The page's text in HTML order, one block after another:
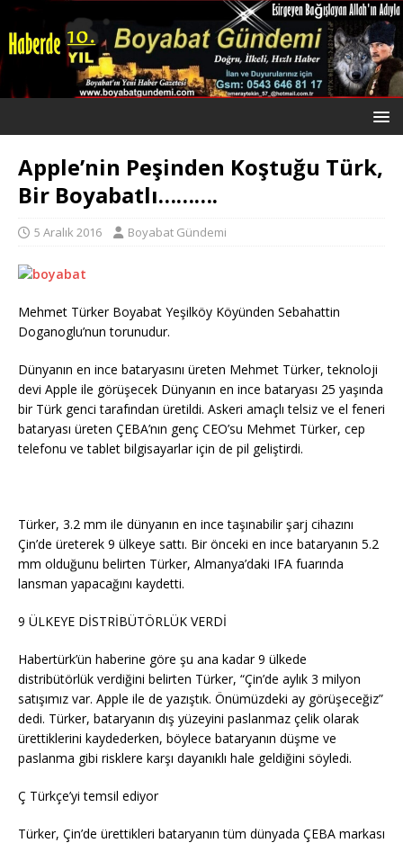
Apple’nin Peşinden Koştuğu Türk,
Bir Boyabatlı……….
5 Aralık 2016 Boyabat Gündemi
Mehmet Türker Boyabat Yeşilköy Köyünden Sebahattin
Doganoglu’nun torunudur.
Dünyanın en ince bataryasını üreten Mehmet Türker, teknoloji
devi Apple ile görüşecek Dünyanın en ince bataryası 25 yaşında
bir Türk genci tarafından üretildi. Askeri amaçlı telsiz ve el feneri
bataryası üreten ÇEBA’nın genç CEO’su Mehmet Türker, cep
telefonu ve tablet bilgisayarlar için de pil geliştirdi.
Türker, 3.2 mm ile dünyanın en ince taşınabilir şarj cihazını
Çin’de üreterek 9 ülkeye sattı. Bir önceki en ince bataryanın 5.2
mm olduğunu belirten Türker, Almanya’daki IFA fuarında
lansman yapacağını kaydetti.
9 ÜLKEYE DİSTRİBÜTÖRLÜK VERDİ
Habertürk’ün haberine göre şu ana kadar 9 ülkede
distribütörlük verdiğini belirten Türker, “Çin’de aylık 3 milyon
satışımız var. Apple ile de yazıştık. Önümüzdeki ay görüşeceğiz”
dedi. Türker, bataryanın dış yüzeyini paslanmaz çelik olarak
ürettiklerini kaydederken, böylece bataryanın düşme ve
paslanma gibi risklere karşı dayanıklı hale geldiğini söyledi.
Ç Türkçe’yi temsil ediyor
Türker, Çin’de ürettikleri bataryanın tüm dünyada ÇEBA markası